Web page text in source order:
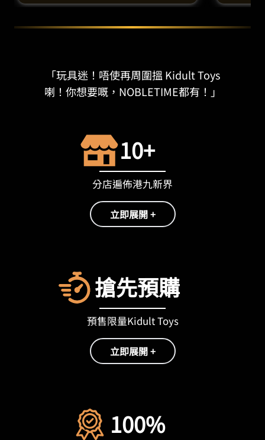
「玩具迷！唔使再周圍搵 Kidult Toys
喇！你想要嘅，NOBLETIME都有！」
10+
分店遍佈港九新界
立即展開 +
搶先預購
預售限量Kidult Toys
立即展開 +
100%